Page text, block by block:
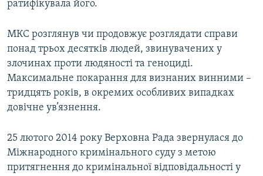
ратифікувала його.
МКС розглянув чи продовжує розглядати справи
понад трьох десятків людей, звинувачених у
злочинах проти людяності та геноциді.
Максимальне покарання для визнаних винними –
тридцять років, в окремих особливих випадках
довічне ув’язнення.
25 лютого 2014 року Верховна Рада звернулася до
Міжнародного кримінального суду з метою
притягнення до кримінальної відповідальності у